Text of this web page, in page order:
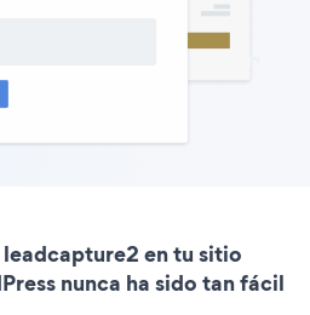
en tu sitio
nunca ha sido tan fácil